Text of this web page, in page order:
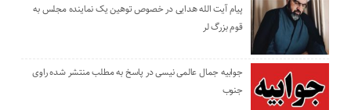
پیام آیت الله هدایی در خصوص توهین یک نماینده مجلس به
قوم بزرگ لر
جوابیه جمال عالمی نیسی در پاسخ به مطلب منتشر شده راوی
جنوب